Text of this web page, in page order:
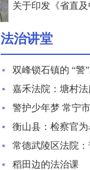
关于印发《省直
法治讲堂
双峰锁石镇的 “警
嘉禾法院：塘村
和谐校园
警护少年梦 常宁
再度开课
衡山县：检察官
全课
常德武陵区法院
稻田边的法治课